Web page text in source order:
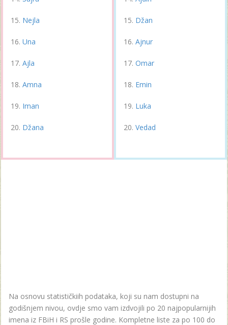
Nejla
Una
Ajla
Amna
Iman
Džana
Džan
Ajnur
Omar
Emin
Luka
Vedad
Na osnovu statističkiih podataka, koji su nam dostupni na
godišnjem nivou, ovdje smo vam izdvojili po 20 najpopularnijih
imena iz FBiH i RS prošle godine. Kompletne liste za po 100 do